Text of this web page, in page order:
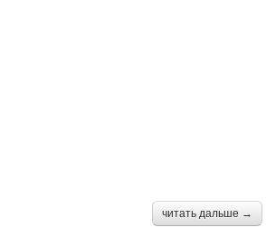
читать дальше →